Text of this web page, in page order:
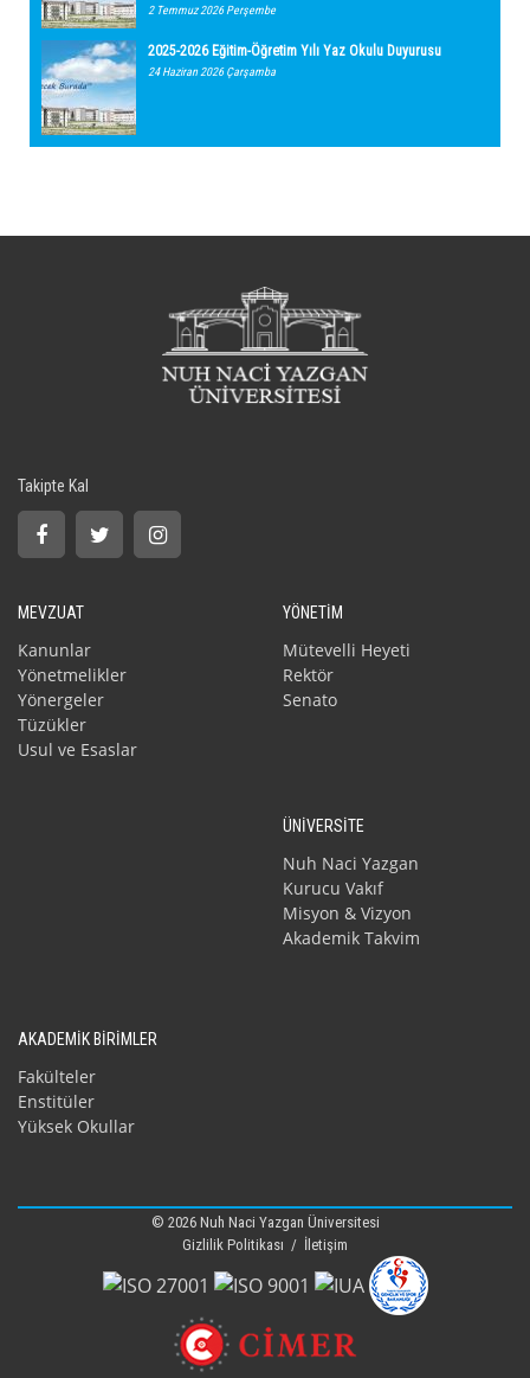
2 Temmuz 2026 Perşembe
2025-2026 Eğitim-Öğretim Yılı Yaz Okulu Duyurusu
24 Haziran 2026 Çarşamba
Takipte Kal
MEVZUAT
Kanunlar
Yönetmelikler
Yönergeler
Tüzükler
Usul ve Esaslar
YÖNETİM
Mütevelli Heyeti
Rektör
Senato
ÜNİVERSİTE
Nuh Naci Yazgan
Kurucu Vakıf
Misyon & Vizyon
Akademik Takvim
AKADEMİK BİRİMLER
Fakülteler
Enstitüler
Yüksek Okullar
© 2026 Nuh Naci Yazgan Üniversitesi
Gizlilik Politikası / İletişim